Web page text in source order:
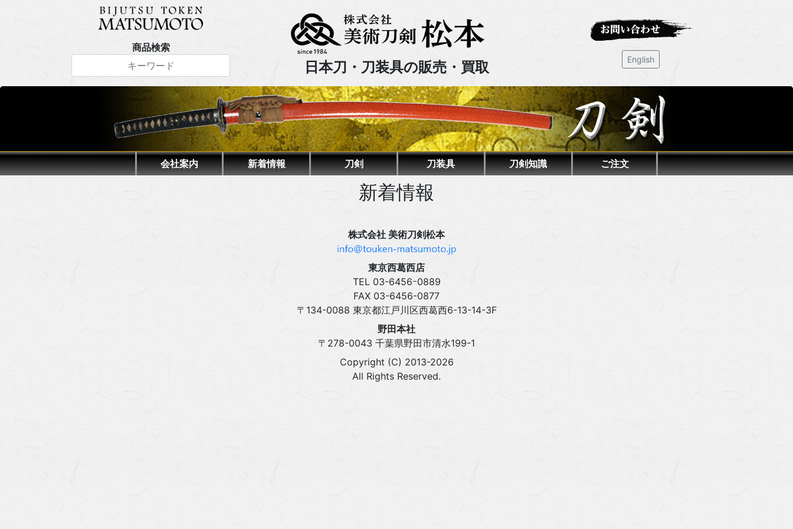
商品検索
日本刀・刀装具の販売・買取 English
会社案内 新着情報 刀剣 刀装具 刀剣知識 ご注文
新着情報
株式会社 美術刀剣松本
東京西葛西店
TEL 03‍-6456ｰ0889
FAX 03‍-6456-0877
〒134-0088 東京都江戸川区西葛西6-13-14-3F
野田本社
〒278-0043 千葉県野田市清水199-1
Copyright (C) 2013-2026
All Rights Reserved.